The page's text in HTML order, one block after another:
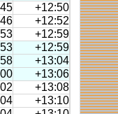
+12:50
+12:52
+12:59
+12:59
+13:04
+13:06
+13:08
+13:10